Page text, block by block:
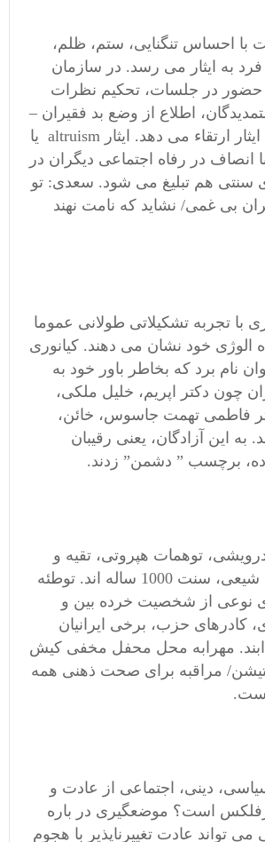
با احساس تنگنایی، ستم، ظلم،
فرد به ایثار می رسد. در سازمان
حضور در جلسات، تحکیم نظرات
اطلاع از وضع بد فقیران –
فرد را به مرحله ایثار ارتقاء می دهد. ایثار altruism یا
انصاف در رفاه اجتماعی دیگران در
سنتی هم تبلیغ می شود. سعدی: تو
بی غمی/ نشاید که نامت نهند
با تجربه تشکیلاتی طولانی عموما
الوژی خود نشان می دهند. کیانوری
نام برد که بخاطر باور خود به
چون دکتر اپریم، خلیل ملکی،
فاطمی تهمت جاسوس، خائن،
به این آزادگان، یعنی رقیبان
برچسب ” دشمن” زدند.
توهمات هپروتی، تقیه و
نجسی غیرخودی شیعی، سنت 1000 ساله اند. توطئه
نوعی از شخصیت خرده بین و
کادرهای حزب، برخی ایرانیان
مهرابه محل محفل مخفی کیش
مراقبه براى صحت ذهنی همه
ست.
دینی، اجتماعی از عادت و
است؟ موضعگیری در باره
می تواند عادت تغییرناپذیر با هجوم